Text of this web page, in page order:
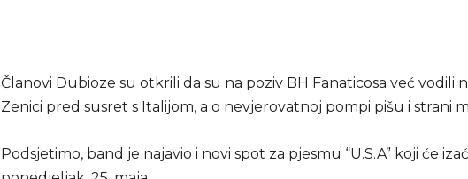
Članovi Dubioze su otkrili da su na poziv BH Fanaticosa već vodili
Zenici pred susret s Italijom, a o nevjerovatnoj pompi pišu i strani
Podsjetimo, band je najavio i novi spot za pjesmu “U.S.A” koji će